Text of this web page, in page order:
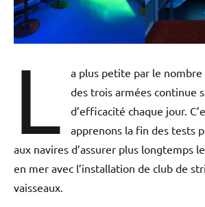
L
a plus petite par le
des trois armées continue
d’efficacité chaque jour.
apprenons la fin des tests
aux navires d’assurer plus longtemps
en mer avec l’installation de club de
vaisseaux.